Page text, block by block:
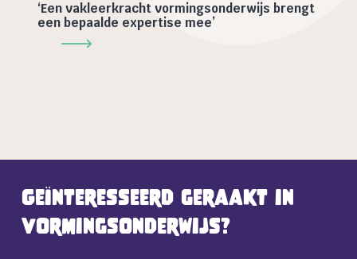
‘Een vakleerkracht vormingsonderwijs brengt
een bepaalde expertise mee’
Geïnteresseerd geraakt in
vormingsonderwijs?